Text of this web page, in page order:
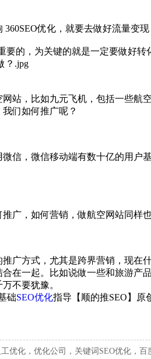
优化，就要去做好流量变
要的，为关键的就是一定要做好
站，比如九元飞机，包括一些
们如何推广呢？
信，微信移动端有数十亿的用
广，如何营销，做航空网站同样
广方式，尤其是跨界营销，现
在一起。比如说做一些和旅游产
不要犹豫。
础SEO优化指导【顺的推SEO】原
优化，优化公司，关键词SEO优化，百